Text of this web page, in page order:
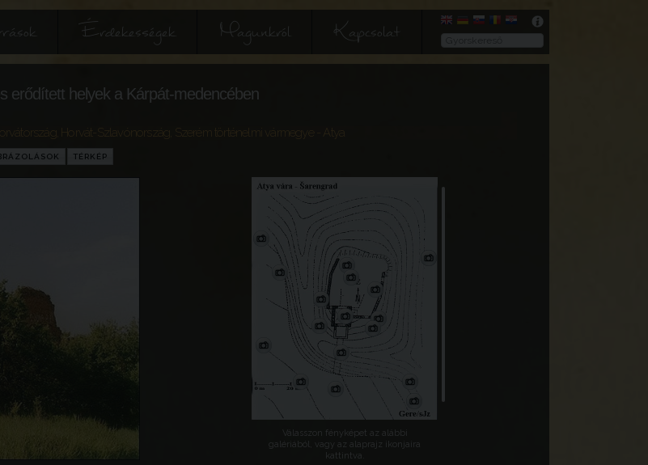
Érdekességek Magunkról Kapcsolat
erődített helyek a Kárpát-medencében
Horvát-Szlavónország Szerém történelmi vármegye - Atya
TÉRKÉP
Válasszon fényképet az alábbi
galériából, vagy az alaprajz ikonjaira
kattintva.